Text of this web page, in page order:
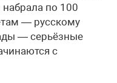
по 100
— русскому
— серьёзные
с